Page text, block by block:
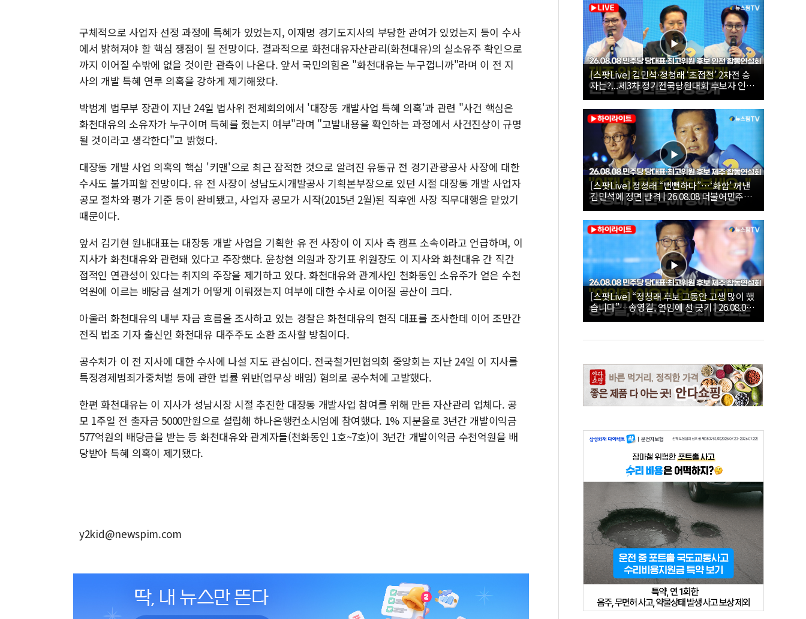
구체적으로 사업자 선정 과정에 특혜가 있었는지, 이재명 경기도지사의 부당한 관여가 있었는지 등이 수사
에서 밝혀져야 할 핵심 쟁점이 될 전망이다. 결과적으로 화천대유자산관리(화천대유)의 실소유주 확인으로
까지 이어질 수밖에 없을 것이란 관측이 나온다. 앞서 국민의힘은 "화천대유는 누구껍니까"라며 이 전 지
사의 개발 특혜 연루 의혹을 강하게 제기해왔다.
박범계 법무부 장관이 지난 24일 법사위 전체회의에서 '대장동 개발사업 특혜 의혹'과 관련 "사건 핵심은
화천대유의 소유자가 누구이며 특혜를 줬는지 여부"라며 "고발내용을 확인하는 과정에서 사건진상이 규명
될 것이라고 생각한다"고 밝혔다.
대장동 개발 사업 의혹의 핵심 '키맨'으로 최근 잠적한 것으로 알려진 유동규 전 경기관광공사 사장에 대한
수사도 불가피할 전망이다. 유 전 사장이 성남도시개발공사 기획본부장으로 있던 시절 대장동 개발 사업자
공모 절차와 평가 기준 등이 완비됐고, 사업자 공모가 시작(2015년 2월)된 직후엔 사장 직무대행을 맡았기
때문이다.
앞서 김기현 원내대표는 대장동 개발 사업을 기획한 유 전 사장이 이 지사 측 캠프 소속이라고 언급하며, 이
지사가 화천대유와 관련돼 있다고 주장했다. 윤창현 의원과 장기표 위원장도 이 지사와 화천대유 간 직간
접적인 연관성이 있다는 취지의 주장을 제기하고 있다. 화천대유와 관계사인 천화동인 소유주가 얻은 수천
억원에 이르는 배당금 설계가 어떻게 이뤄졌는지 여부에 대한 수사로 이어질 공산이 크다.
아울러 화천대유의 내부 자금 흐름을 조사하고 있는 경찰은 화천대유의 현직 대표를 조사한데 이어 조만간
전직 법조 기자 출신인 화천대유 대주주도 소환 조사할 방침이다.
공수처가 이 전 지사에 대한 수사에 나설 지도 관심이다. 전국철거민협의회 중앙회는 지난 24일 이 지사를
특정경제범죄가중처벌 등에 관한 법률 위반(업무상 배임) 혐의로 공수처에 고발했다.
한편 화천대유는 이 지사가 성남시장 시절 추진한 대장동 개발사업 참여를 위해 만든 자산관리 업체다. 공
모 1주일 전 출자금 5000만원으로 설립해 하나은행컨소시엄에 참여했다. 1% 지분율로 3년간 개발이익금
577억원의 배당금을 받는 등 화천대유와 관계자들(천화동인 1호~7호)이 3년간 개발이익금 수천억원을 배
당받아 특혜 의혹이 제기됐다.
y2kid@newspim.com
[스팟Live] 김민석·정청래 ‘초접전’ 2차전 승
자는?...제3차 정기전국당원대회 후보자 인천
합동연설회 생중계 | 26.08.08
[스팟Live] 정청래 “뻔뻔하다”…‘화합’ 꺼낸
김민석에 정면 반격 | 26.08.08 더불어민주당
당대표·최고위원 후보 제주 합동연설회
[스팟Live] “정청래 후보 그동안 고생 많이 했
습니다”…송영길, 연임에 선 긋기 | 26.08.08
더불어민주당 당대표·최고위원 후보 제주 합